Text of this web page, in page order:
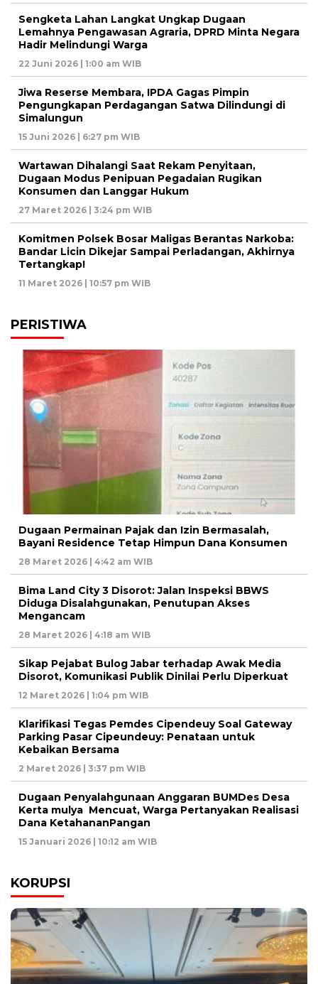
Sengketa Lahan Langkat Ungkap Dugaan
Lemahnya Pengawasan Agraria, DPRD Minta Negara
Hadir Melindungi Warga
22 Juni 2026 | 1:00 am WIB
Jiwa Reserse Membara, IPDA Gagas Pimpin
Pengungkapan Perdagangan Satwa Dilindungi di
Simalungun
15 Juni 2026 | 6:27 pm WIB
Wartawan Dihalangi Saat Rekam Penyitaan,
Dugaan Modus Penipuan Pegadaian Rugikan
Konsumen dan Langgar Hukum
27 Maret 2026 | 3:24 pm WIB
Komitmen Polsek Bosar Maligas Berantas Narkoba:
Bandar Licin Dikejar Sampai Perladangan, Akhirnya
Tertangkap!
11 Maret 2026 | 10:57 pm WIB
PERISTIWA
Dugaan Permainan Pajak dan Izin Bermasalah,
Bayani Residence Tetap Himpun Dana Konsumen
28 Maret 2026 | 4:42 am WIB
Bima Land City 3 Disorot: Jalan Inspeksi BBWS
Diduga Disalahgunakan, Penutupan Akses
Mengancam
28 Maret 2026 | 4:18 am WIB
Sikap Pejabat Bulog Jabar terhadap Awak Media
Disorot, Komunikasi Publik Dinilai Perlu Diperkuat
12 Maret 2026 | 1:04 pm WIB
Klarifikasi Tegas Pemdes Cipendeuy Soal Gateway
Parking Pasar Cipeundeuy: Penataan untuk
Kebaikan Bersama
2 Maret 2026 | 3:37 pm WIB
Dugaan Penyalahgunaan Anggaran BUMDes Desa
Kerta mulya Mencuat, Warga Pertanyakan Realisasi
Dana KetahananPangan
15 Januari 2026 | 10:12 am WIB
KORUPSI